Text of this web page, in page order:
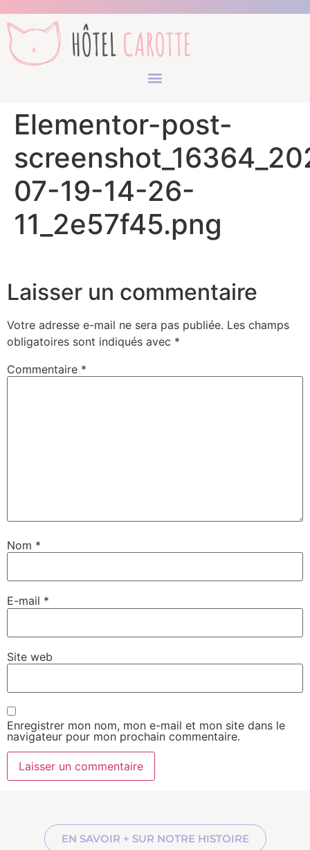
Elementor-post-
07-19-14-26-
11_2e57f45.png
Laisser un commentaire
Votre adresse e-mail ne sera pas publiée. Les champs
obligatoires sont indiqués avec *
Commentaire *
Nom *
E-mail *
Site web
Enregistrer mon nom, mon e-mail et mon site dans le
navigateur pour mon prochain commentaire.
EN SAVOIR + SUR NOTRE HISTOIRE